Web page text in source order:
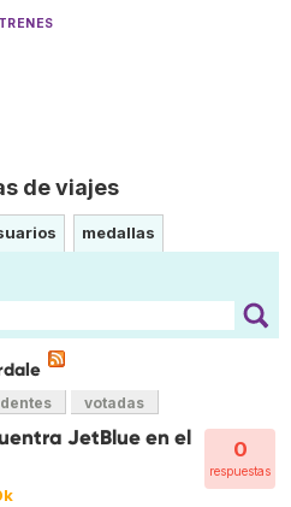
TRENES
de viajes
medallas
votadas
0
respuestas
JetBlue en el